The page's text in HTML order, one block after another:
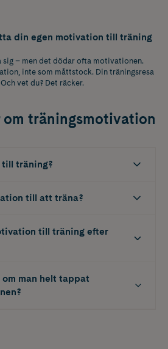
din egen motivation till träning
– men det dödar ofta motivationen.
inte som måttstock. Din träningsresa
vet du? Det räcker.
om träningsmotivation
träning?
till att träna?
till träning efter
om man helt tappat